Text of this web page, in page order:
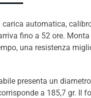
automatica,
fino a 52 ore.
una resistenza
presenta un
a 185,7 gr. Il